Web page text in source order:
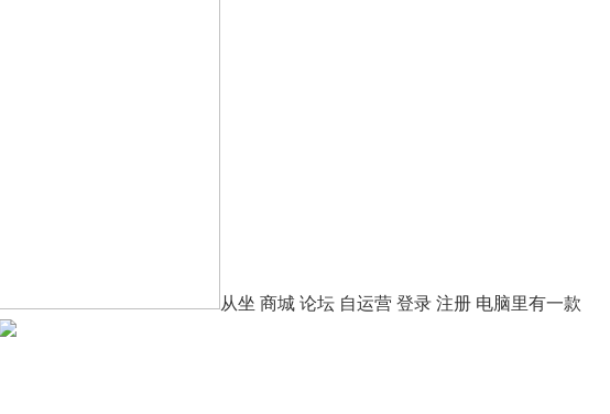
从坐 商城 论坛 自运营 登录 注册 电脑里有一款